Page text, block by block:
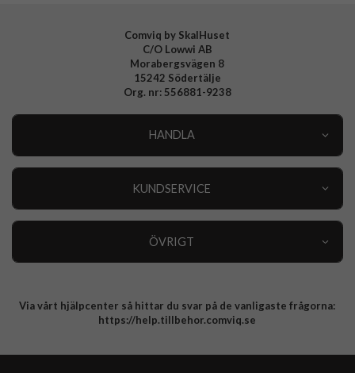
Comviq by SkalHuset
C/O Lowwi AB
Morabergsvägen 8
15242 Södertälje
Org. nr: 556881-9238
HANDLA
KUNDSERVICE
ÖVRIGT
Integritetspolicy
Via vårt hjälpcenter så hittar du svar på de vanligaste frågorna:
https://help.tillbehor.comviq.se